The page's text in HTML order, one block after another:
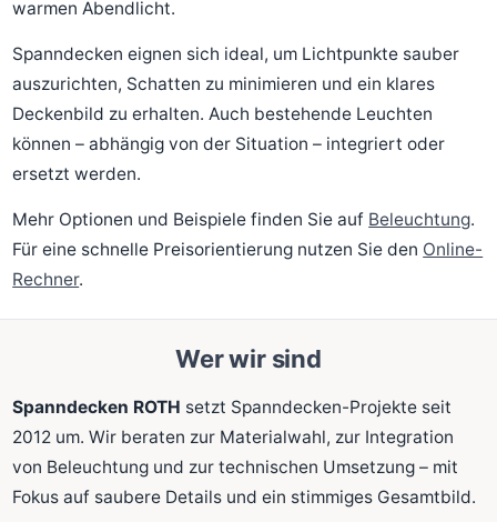
warmen Abendlicht.
Spanndecken eignen sich ideal, um Lichtpunkte sauber
auszurichten, Schatten zu minimieren und ein klares
Deckenbild zu erhalten. Auch bestehende Leuchten
können – abhängig von der Situation – integriert oder
ersetzt werden.
Mehr Optionen und Beispiele finden Sie auf Beleuchtung.
Für eine schnelle Preisorientierung nutzen Sie den Online-
Rechner.
Wer wir sind
Spanndecken ROTH setzt Spanndecken-Projekte seit
2012 um. Wir beraten zur Materialwahl, zur Integration
von Beleuchtung und zur technischen Umsetzung – mit
Fokus auf saubere Details und ein stimmiges Gesamtbild.